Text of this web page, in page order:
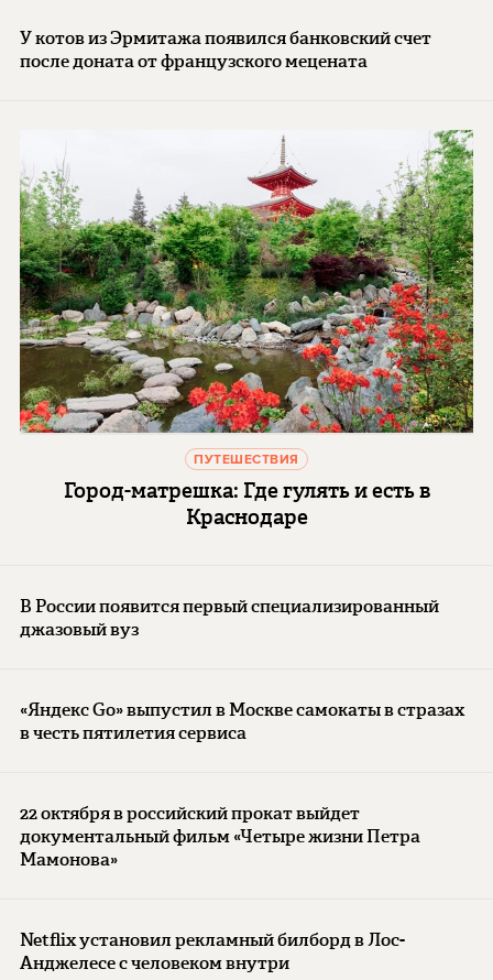
У котов из Эрмитажа появился банковский счет
после доната от французского мецената
ПУТЕШЕСТВИЯ
Город-матрешка: Где гулять и есть в
Краснодаре
В России появится первый специализированный
джазовый вуз
«Яндекс Go» выпустил в Москве самокаты в стразах
в честь пятилетия сервиса
22 октября в российский прокат выйдет
документальный фильм «Четыре жизни Петра
Мамонова»
Netflix установил рекламный билборд в Лос-
Анджелесе с человеком внутри